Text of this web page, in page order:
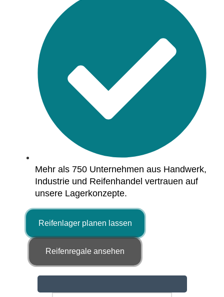
Mehr als 750 Unternehmen aus Handwerk,
Industrie und Reifenhandel vertrauen auf
unsere Lagerkonzepte.
Reifenlager planen lassen
Reifenregale ansehen